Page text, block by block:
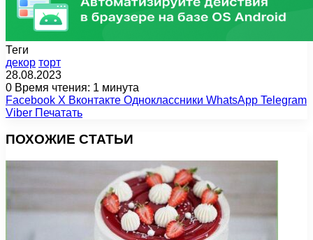
Теги
декор торт
28.08.2023
0 Время чтения: 1 минута
Facebook X Вконтакте Одноклассники WhatsApp Telegram
Viber Печатать
ПОХОЖИЕ СТАТЬИ